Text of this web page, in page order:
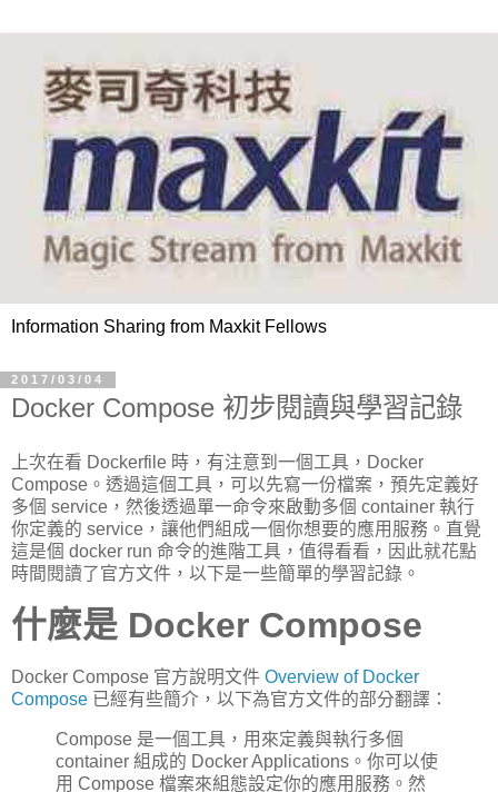
Information Sharing from Maxkit Fellows
2017/03/04
Docker Compose 初步閱讀與學習記錄
上次在看 Dockerfile 時，有注意到一個工具，Docker
Compose。透過這個工具，可以先寫一份檔案，預先定義好
多個 service，然後透過單一命令來啟動多個 container 執行
你定義的 service，讓他們組成一個你想要的應用服務。直覺
這是個 docker run 命令的進階工具，值得看看，因此就花點
時間閱讀了官方文件，以下是一些簡單的學習記錄。
什麼是 Docker Compose
Docker Compose 官方說明文件 Overview of Docker
Compose 已經有些簡介，以下為官方文件的部分翻譯：
Compose 是一個工具，用來定義與執行多個
container 組成的 Docker Applications。你可以使
用 Compose 檔案來組態設定你的應用服務。然